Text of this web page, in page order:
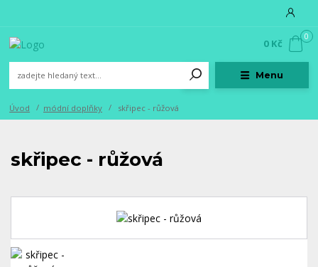
Menu
0
0 Kč
Úvod módní doplňky skřipec - růžová
skřipec - růžová